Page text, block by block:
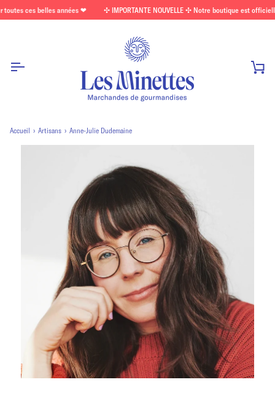
ces belles années ❤ ✣ IMPORTANTE NOUVELLE ✣ Notre boutique est
Accueil › Artisans › Anne-Julie Dudemaine